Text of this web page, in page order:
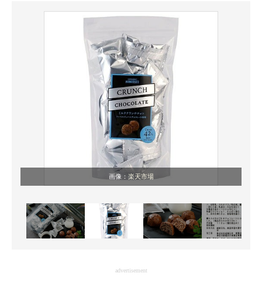
製造業のIT導入・活用を支援
モノづくり技術者専門サイト
エレクトロニクス専門サイト
エネルギーの専門メディア
建設×テクノロジーの最前線
ちょっと気になるネットの話題
画像： 楽天市場
advertisement